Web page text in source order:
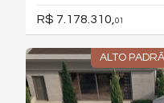
R$ 7.178.310, 01
ALTO